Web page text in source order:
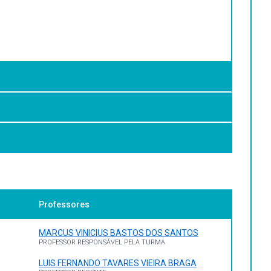
Disponível em:
Ed. Atlas, 2012. E-Book (449 p.) Disponível em:
Professores
MARCUS VINICIUS BASTOS DOS SANTOS
PROFESSOR RESPONSÁVEL PELA TURMA
LUIS FERNANDO TAVARES VIEIRA BRAGA